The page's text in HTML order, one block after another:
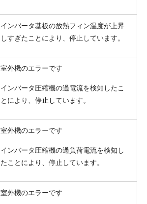
インバータ基板の放熱フィン温度が上昇
しすぎたことにより、停止しています。
室外機のエラーです
インバータ圧縮機の過電流を検知したこ
とにより、停止しています。
室外機のエラーです
インバータ圧縮機の過負荷電流を検知し
たことにより、停止しています。
室外機のエラーです